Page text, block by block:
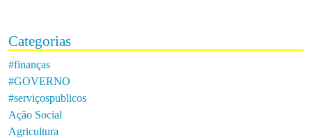
Categorias
#finanças
#GOVERNO
#serviçospublicos
Ação Social
Agricultura